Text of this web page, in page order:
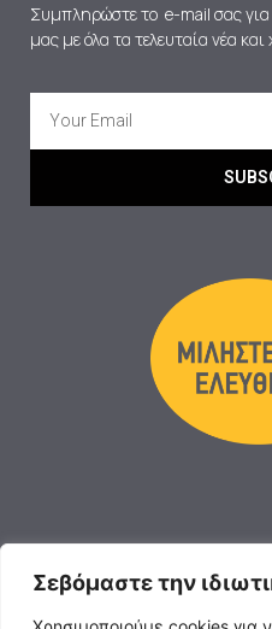
Σεβόμαστε την
Συμπληρώστε το e-mail σας
μας με όλα τα τελευταία νέα